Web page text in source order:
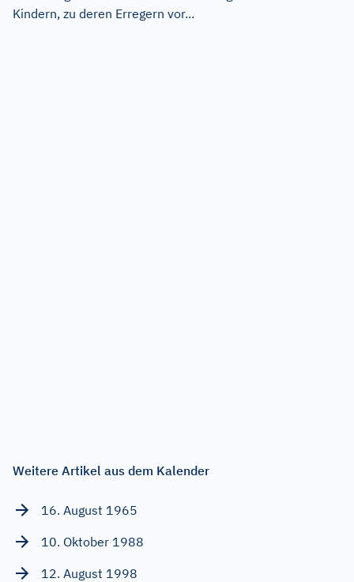
Kindern, zu deren Erregern vor...
Weitere Artikel aus dem Kalender
16. August 1965
10. Oktober 1988
12. August 1998